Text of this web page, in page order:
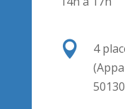

4